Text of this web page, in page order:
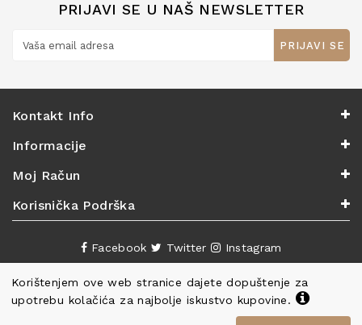
Korištenjem ove web stranice dajete dopuštenje za
upotrebu kolačića za najbolje iskustvo kupovine.
PRIJAVI SE U NAŠ NEWSLETTER
PRIJAVI SE
Kontakt Info
Informacije
Moj Račun
Korisnička Podrška
Facebook Twitter Instagram